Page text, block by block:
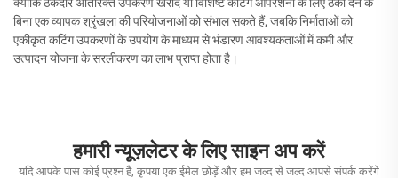
बिना एक व्यापक श्रृंखला की परियोजनाओं को संभाल सकते हैं, जबकि निर्माताओं को
एकीकृत कटिंग उपकरणों के उपयोग के माध्यम से भंडारण आवश्यकताओं में कमी और
उत्पादन योजना के सरलीकरण का लाभ प्राप्त होता है।
हमारी न्यूज़लेटर के लिए साइन अप करें
यदि आपके पास कोई प्रश्न है, कृपया एक ईमेल छोड़ें और हम जल्द से जल्द आपसे संपर्क करेंगे